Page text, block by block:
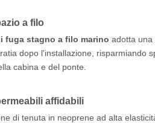
a filo
fuga stagno a filo marino adotta una
dopo l'installazione, risparmiando
cabina e del ponte.
affidabili
di tenuta in neoprene ad alta